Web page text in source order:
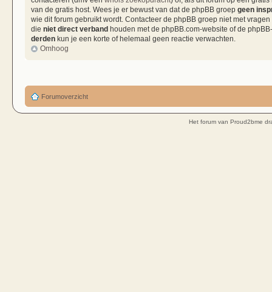
van de gratis host. Wees je er bewust van dat de phpBB groep geen
wie dit forum gebruikt wordt. Contacteer de phpBB groep niet met
die niet direct verband houden met de phpBB.com-website of de
derden kun je een korte of helemaal geen reactie verwachten.
Omhoog
Forumoverzicht
Het forum van Proud2bme